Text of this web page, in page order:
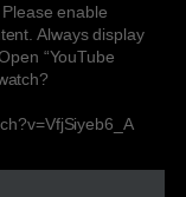
enable
Always display
“YouTube